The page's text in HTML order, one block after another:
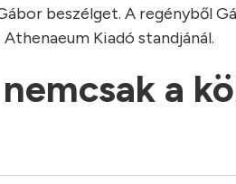
beszélget. A regényből
Kiadó standjánál.
a